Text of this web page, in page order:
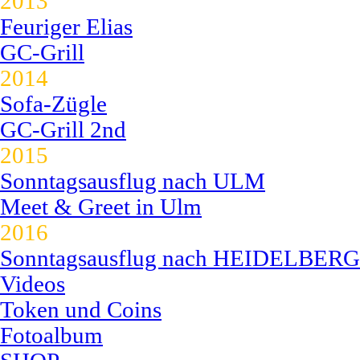
Feuriger Elias
GC-Grill
2014
Sofa-Zügle
GC-Grill 2nd
2015
Sonntagsausflug nach ULM
Meet & Greet in Ulm
2016
Sonntagsausflug nach HEIDELBERG
Videos
Token und Coins
Fotoalbum